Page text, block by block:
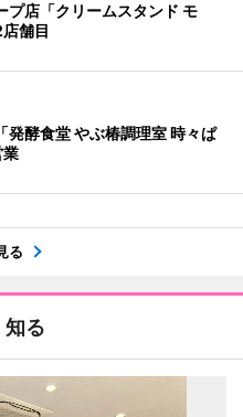
プ店「クリームスタンド モ
舗目
発酵食堂 やぶ椿調理室 時々ぱ
る
知る